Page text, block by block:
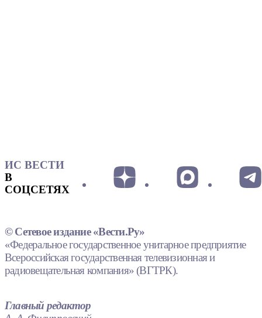
ИС ВЕСТИ
В
СОЦСЕТЯХ
© Сетевое издание «Вести.Ру»
«Федеральное государственное унитарное предприятие
Всероссийская государственная телевизионная и
радиовещательная компания» (ВГТРК).
Главный редактор